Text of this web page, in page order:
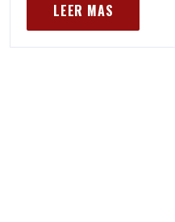
LEER MAS